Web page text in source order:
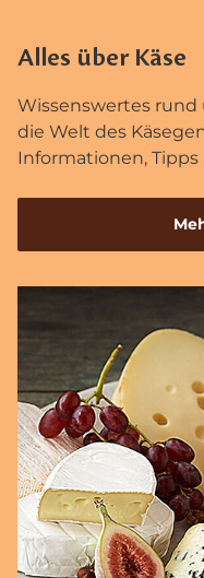
Alles über Käse
Wissenswertes rund
die Welt des
Informationen, Tipps